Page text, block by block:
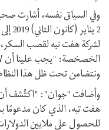
وفي السياق نفسه، أشارت
2
لشركة هفت تبه لقصب
الخصخصة: "يجب علينا أن لا
ونتضامن تحت ظل هذا
وأضافت "جوان": "اكتُشف أن
هفت تبه، الذي كان
للحصول على ملايين